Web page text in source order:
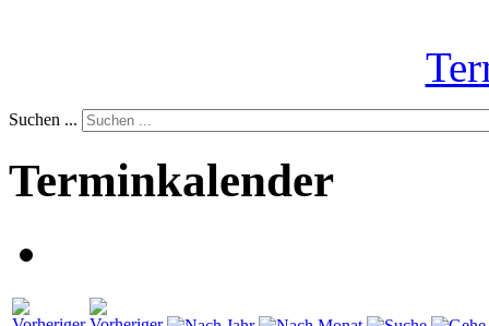
Suchen ...
Terminkalender